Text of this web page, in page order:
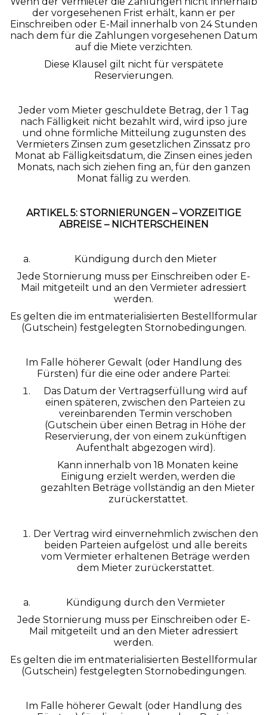
der vorgesehenen Frist erhält, kann er per
Einschreiben oder E-Mail innerhalb von 24 Stunden
nach dem für die Zahlungen vorgesehenen Datum
auf die Miete verzichten.
Diese Klausel gilt nicht für verspätete
Reservierungen.
Jeder vom Mieter geschuldete Betrag, der 1 Tag
nach Fälligkeit nicht bezahlt wird, wird ipso jure
und ohne förmliche Mitteilung zugunsten des
Vermieters Zinsen zum gesetzlichen Zinssatz pro
Monat ab Fälligkeitsdatum, die Zinsen eines jeden
Monats, nach sich ziehen fing an, für den ganzen
Monat fällig zu werden.
ARTIKEL 5: STORNIERUNGEN – VORZEITIGE
ABREISE – NICHTERSCHEINEN
Kündigung durch den Mieter
Jede Stornierung muss per Einschreiben oder E-
Mail mitgeteilt und an den Vermieter adressiert
werden.
Es gelten die im entmaterialisierten Bestellformular
(Gutschein) festgelegten Stornobedingungen.
Im Falle höherer Gewalt (oder Handlung des
Fürsten) für die eine oder andere Partei:
Das Datum der Vertragserfüllung wird auf
einen späteren, zwischen den Parteien zu
vereinbarenden Termin verschoben
(Gutschein über einen Betrag in Höhe der
Reservierung, der von einem zukünftigen
Aufenthalt abgezogen wird).
Kann innerhalb von 18 Monaten keine
Einigung erzielt werden, werden die
gezahlten Beträge vollständig an den Mieter
zurückerstattet.
Der Vertrag wird einvernehmlich zwischen den
beiden Parteien aufgelöst und alle bereits
vom Vermieter erhaltenen Beträge werden
dem Mieter zurückerstattet.
Kündigung durch den Vermieter
Jede Stornierung muss per Einschreiben oder E-
Mail mitgeteilt und an den Mieter adressiert
werden.
Es gelten die im entmaterialisierten Bestellformular
(Gutschein) festgelegten Stornobedingungen.
Im Falle höherer Gewalt (oder Handlung des